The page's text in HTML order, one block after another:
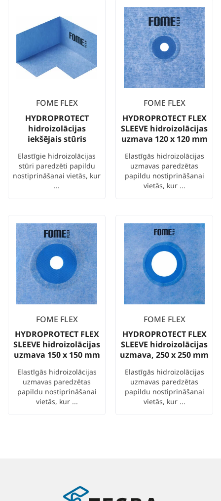
FOME FLEX
HYDROPROTECT
hidroizolācijas
iekšējais stūris
Elastīgie hidroizolācijas
stūri paredzēti papildu
nostiprināšanai vietās, kur
...
FOME FLEX
HYDROPROTECT FLEX
SLEEVE hidroizolācijas
uzmava 120 x 120 mm
Elastīgās hidroizolācijas
uzmavas paredzētas
papildu nostiprināšanai
vietās, kur ...
FOME FLEX
HYDROPROTECT FLEX
SLEEVE hidroizolācijas
uzmava 150 x 150 mm
Elastīgās hidroizolācijas
uzmavas paredzētas
papildu nostiprināšanai
vietās, kur ...
FOME FLEX
HYDROPROTECT FLEX
SLEEVE hidroizolācijas
uzmava, 250 x 250 mm
Elastīgās hidroizolācijas
uzmavas paredzētas
papildu nostiprināšanai
vietās, kur ...